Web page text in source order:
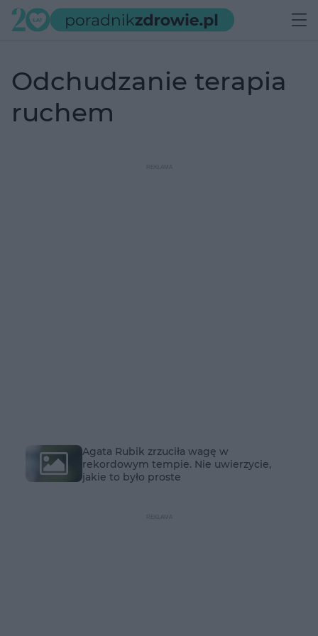
odchudzanie terapia
ruchem
Agata Rubik zrzuciła wagę w
rekordowym tempie. Nie uwierzycie,
jakie to było proste